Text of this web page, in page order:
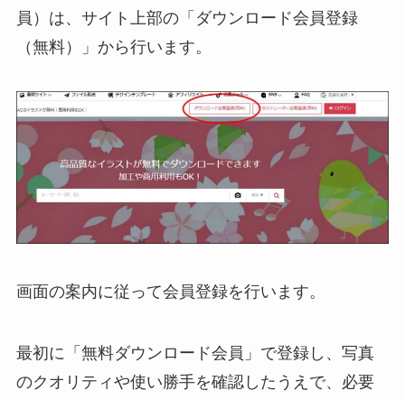
員）は、サイト上部の「ダウンロード会員登録
（無料）」から行います。
画面の案内に従って会員登録を行います。
最初に「無料ダウンロード会員」で登録し、写真
のクオリティや使い勝手を確認したうえで、必要